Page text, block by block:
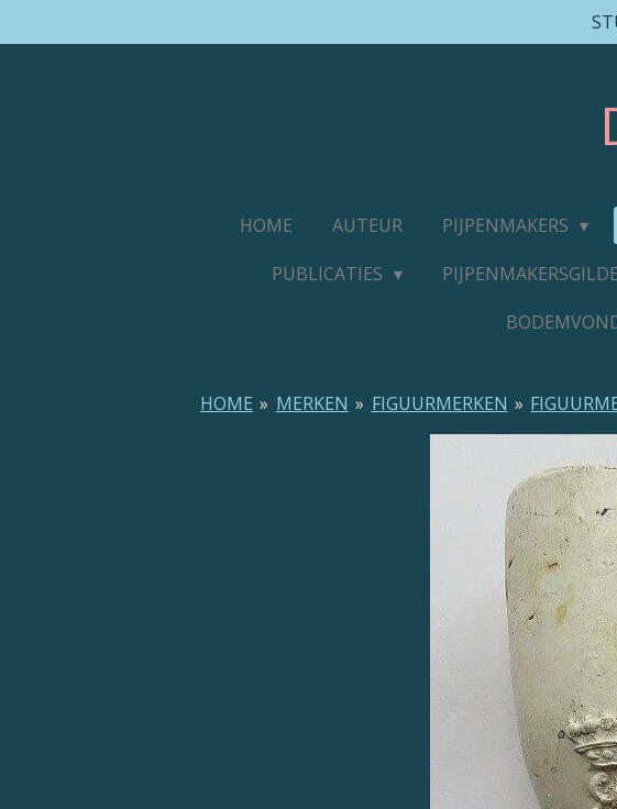
direct
HOME AUTEUR PIJPENMAKERS
PUBLICATIES
PIJPENMAKERSGILDE
HOME » MERKEN » FIGUURMERKEN »